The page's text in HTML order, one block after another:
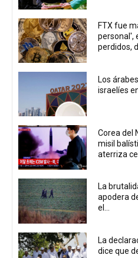
FTX fue
personal',
perdidos,
Los
israelíes
Corea del
misil
aterriza
La
apodera
el...
La
dice que